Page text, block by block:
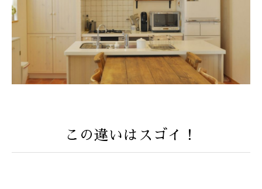
この違いはスゴイ！